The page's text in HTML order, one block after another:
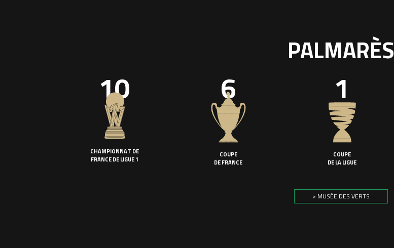
PALMARÈS
10
CHAMPIONNAT DE
FRANCE DE LIGUE 1
6
COUPE
DE FRANCE
1
COUPE
DE LA LIGUE
> MUSÉE DES VERTS